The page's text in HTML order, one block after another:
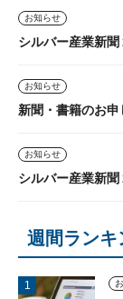
お知らせ
シルバー産業新聞
お知らせ
新聞・書籍のお申
お知らせ
シルバー産業新聞
週間ランキ